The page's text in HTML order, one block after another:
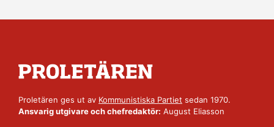
Proletären ges ut av Kommunistiska Partiet sedan 1970.
Ansvarig utgivare och chefredaktör: August Eliasson